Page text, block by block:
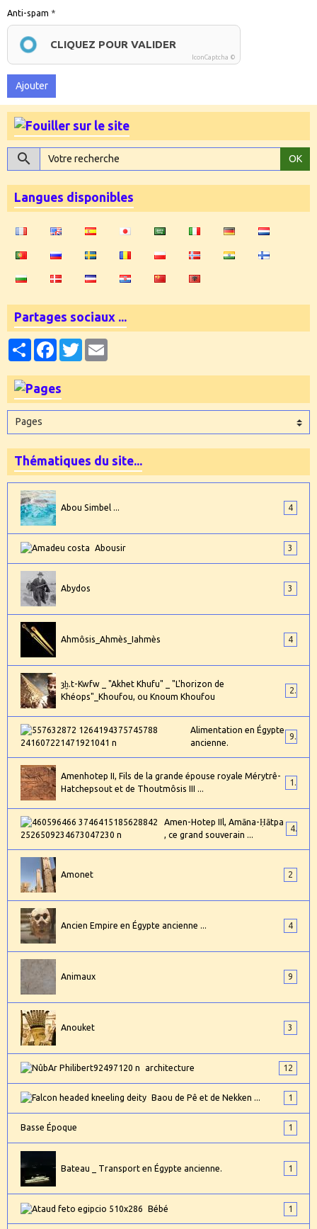
Anti-spam
CLIQUEZ POUR VALIDER
IconCaptcha ©
Ajouter
OK
Langues disponibles
Partages sociaux ...
PartagerFacebookTwitter
Thématiques du site...
Abou Simbel ... 4
Abousir 3
Abydos 3
Ahmôsis_Ahmès_Iahmès 4
ȝḫ.t-Kwfw _ "Akhet Khufu" _ "L'horizon de
Khéops"_Khoufou, ou Knoum Khoufou
2
Alimentation en Égypte
ancienne.
9
Amenhotep II, Fils de la grande épouse royale Mérytrê-
Hatchepsout et de Thoutmôsis III ...
1
Amen-Hotep IIl, Amāna-Ḥātpa
, ce grand souverain ...
4
Amonet 2
Ancien Empire en Égypte ancienne ... 4
Animaux 9
Anouket 3
architecture 12
Baou de Pê et de Nekken ... 1
Basse Époque 1
Bateau _ Transport en Égypte ancienne. 1
Bébé 1